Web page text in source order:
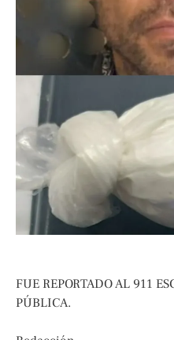
FUE REPORTADO AL 911
PÚBLICA.